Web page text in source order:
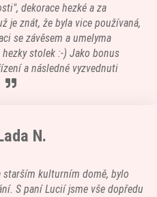
dekorace hezké a za
je znát, že byla vice používaná,
se závěsem a umelyma
stolek :-) Jako bonus
a následné vyzvednuti
N.
kulturním domě, bylo
S paní Lucií jsme vše dopředu